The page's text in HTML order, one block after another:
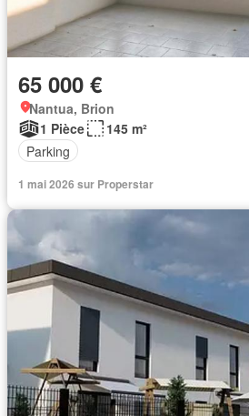
65 000 €
Nantua, Brion
1 Pièce
145 m²
Parking
1 mai 2026 sur Properstar